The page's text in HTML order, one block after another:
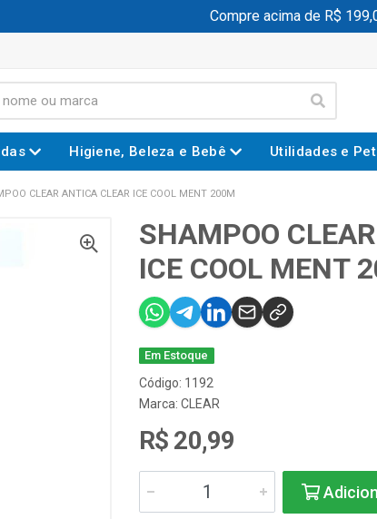
Compre acima de R$
Higiene, Beleza e Bebê Utilidades e Pet
CLEAR ANTICA CLEAR ICE COOL MENT 200M
SHAMPOO
ICE COOL MENT
Em Estoque
Código: 1192
Marca: CLEAR
R$ 20,99